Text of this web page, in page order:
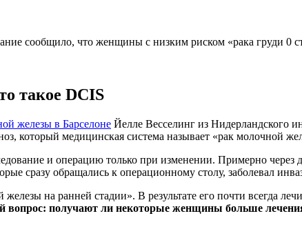
сообщило, что женщины с низким риском «рака груди 0
такое DCIS
железы в Барселоне Йелле Весселинг из Нидерландского
который медицинская система называет «рак молочной
и операцию только при изменении. Примерно через
сразу обращались к операционному столу, заболевал
на ранней стадии». В результате его почти всегда
вопрос: получают ли некоторые женщины больше